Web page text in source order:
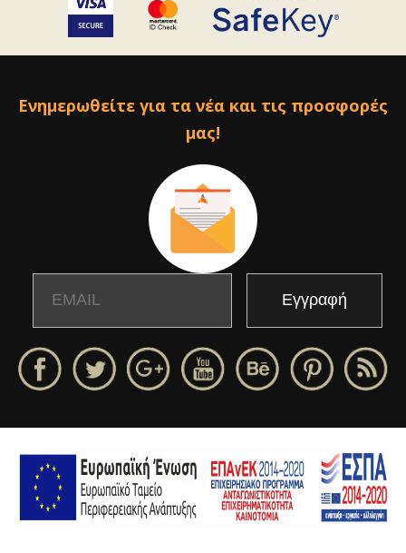
Ενημερωθείτε για τα νέα και τις προσφορές
μας!